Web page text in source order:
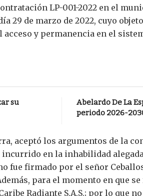
LP-001-2022 en el
29 de marzo de 2022, cuyo
y permanencia en el
su
Abelardo De La
periodo 2026-
aceptó los argumentos de la
en la inhabilidad
fue firmado por el señor
para el momento en que
Radiante S.A.S.; por lo que